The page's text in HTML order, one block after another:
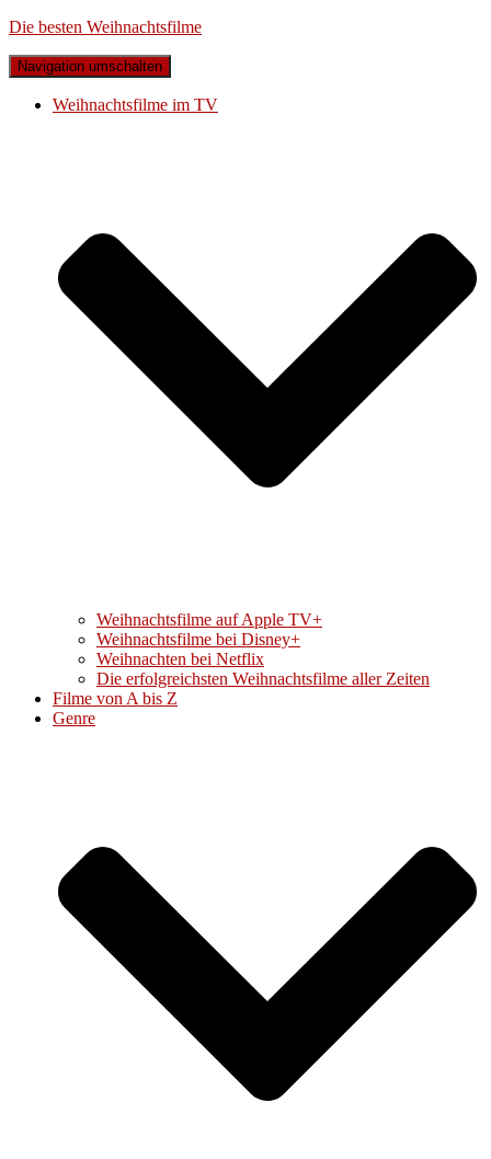
Die besten Weihnachtsfilme
Navigation umschalten
Weihnachtsfilme im TV
Weihnachtsfilme auf Apple TV+
Weihnachtsfilme bei Disney+
Weihnachten bei Netflix
Die erfolgreichsten Weihnachtsfilme aller Zeiten
Filme von A bis Z
Genre